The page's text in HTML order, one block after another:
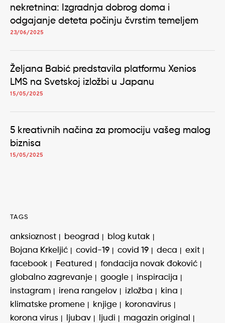
nekretnina: Izgradnja dobrog doma i
odgajanje deteta počinju čvrstim temeljem
23/06/2025
Željana Babić predstavila platformu Xenios
LMS na Svetskoj izložbi u Japanu
15/05/2025
5 kreativnih načina za promociju vašeg malog
biznisa
15/05/2025
TAGS
anksioznost beograd
blog kutak
Bojana Krkeljić
covid-19 covid 19 deca
exit
facebook
Featured
fondacija novak đoković
globalno zagrevanje
google
inspiracija
instagram
irena rangelov izložba
kina
klimatske promene
knjige
koronavirus
korona virus
ljubav ljudi
magazin original